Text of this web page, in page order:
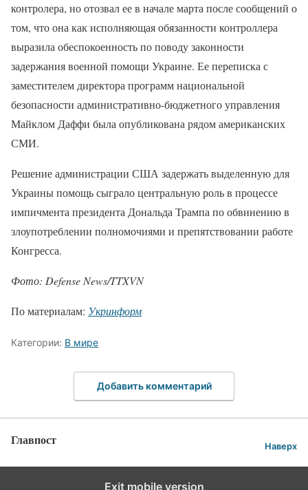
контролера, но отозвал ее в начале марта после сообщений о
том, что она как исполняющая обязанности контроллера
выразила обеспокоенность по поводу законности
задержания военной помощи Украине. Ее переписка с
заместителем директора программ национальной
безопасности административно-бюджетного управления
Майклом Даффи была опубликована рядом американских
СМИ.
Решение администрации США задержать выделенную для
Украины помощь сыграло центральную роль в процессе
импичмента президента Дональда Трампа по обвинению в
злоупотреблении полномочиями и препятствовании работе
Конгресса.
Фото: Defense News/TTXVN
По материалам: Укринформ
Категории: В мире
Добавить комментарий
Главпост Наверх
Exit mobile version